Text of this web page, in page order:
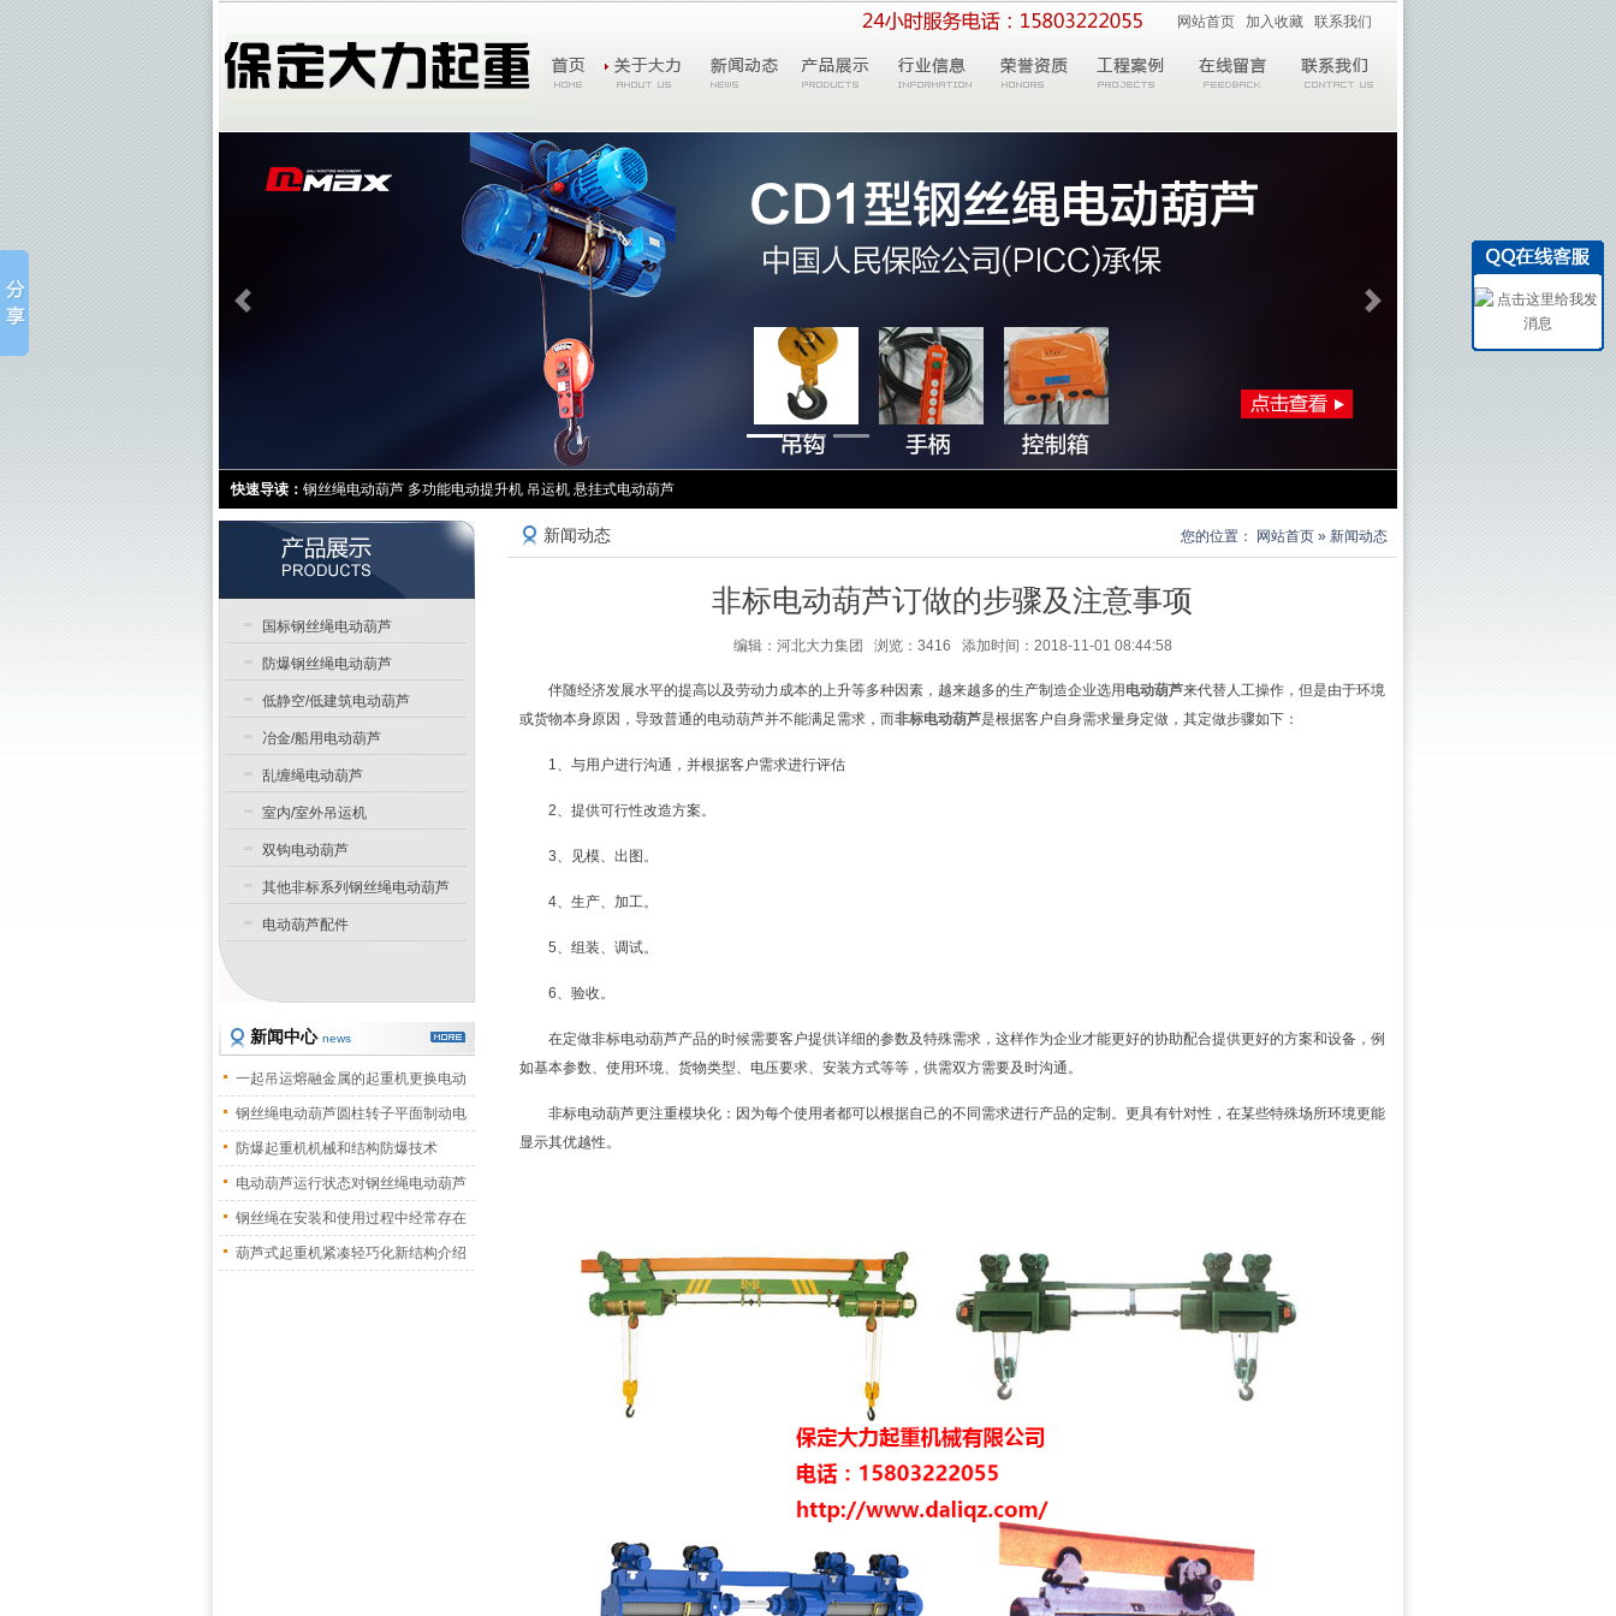
网站首页 加入收藏 联系我们
快速导读： 钢丝绳电动葫芦 多功能电动提升机 吊运机 悬挂式电动葫芦
新闻动态 您的位置： 网站首页 » 新闻动态
非标电动葫芦订做的步骤及注意事项
编辑：河北大力集团 浏览：3416 添加时间：2018-11-01 08:44:58
伴随经济发展水平的提高以及劳动力成本的上升等多种因素，越来越多的生产制造企业选用 电动葫芦来代替人工操作，但是由于环境
或货物本身原因，导致普通的电动葫芦并不能满足需求，而非标电动葫芦是根据客户自身需求量身定做，其定做步骤如下：
1、与用户进行沟通，并根据客户需求进行评估
2、提供可行性改造方案。
3、见模、出图。
4、生产、加工。
5、组装、调试。
6、验收。
在定做非标电动葫芦产品的时候需要客户提供详细的参数及特殊需求，这样作为企业才能更好的协助配合提供更好的方案和设备，例
如基本参数、使用环境、货物类型、电压要求、安装方式等等，供需双方需要及时沟通。
非标电动葫芦更注重模块化：因为每个使用者都可以根据自己的不同需求进行产品的定制。更具有针对性，在某些特殊场所环境更能
显示其优越性。
国标钢丝绳电动葫芦
防爆钢丝绳电动葫芦
低静空/低建筑电动葫芦
冶金/船用电动葫芦
乱缠绳电动葫芦
室内/室外吊运机
双钩电动葫芦
其他非标系列钢丝绳电动葫芦
电动葫芦配件
新闻中心 news
一起吊运熔融金属的起重机更换电动
葫 钢丝绳电动葫芦圆柱转子平面制动电
机
防爆起重机机械和结构防爆技术
电动葫芦运行状态对钢丝绳电动葫芦
振 钢丝绳在安装和使用过程中经常存在
的 葫芦式起重机紧凑轻巧化新结构介绍